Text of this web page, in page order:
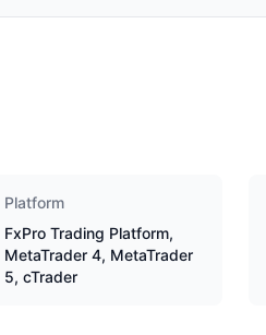
Platform
FxPro Trading Platform,
MetaTrader 4, MetaTrader
5, cTrader